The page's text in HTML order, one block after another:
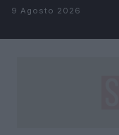
Salta al contenuto
9 Agosto 2026